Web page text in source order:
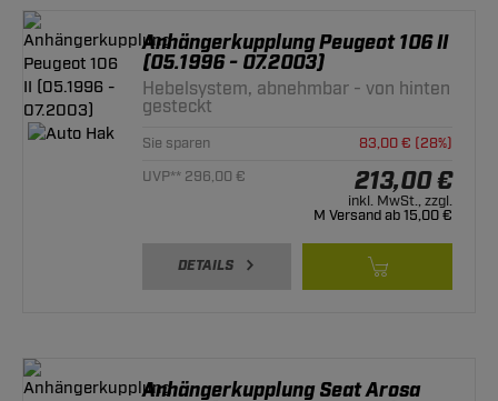
Anhängerkupplung Peugeot 106 II
(05.1996 - 07.2003)
Hebelsystem, abnehmbar - von hinten
gesteckt
Sie sparen
83,00 € (28%)
UVP** 296,00 €
213,00 €
inkl. MwSt., zzgl.
M Versand ab 15,00 €
DETAILS
Anhängerkupplung Seat Arosa